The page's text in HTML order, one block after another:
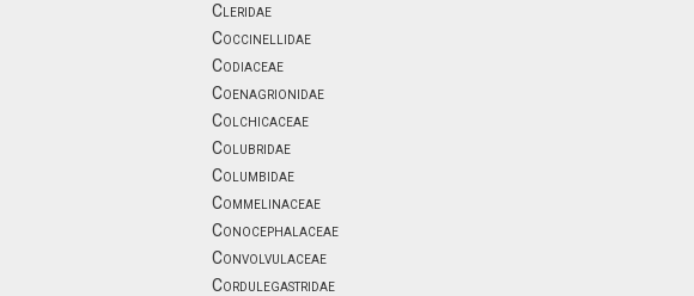
Cleridae
Coccinellidae
Codiaceae
Coenagrionidae
Colchicaceae
Colubridae
Columbidae
Commelinaceae
Conocephalaceae
Convolvulaceae
Cordulegastridae